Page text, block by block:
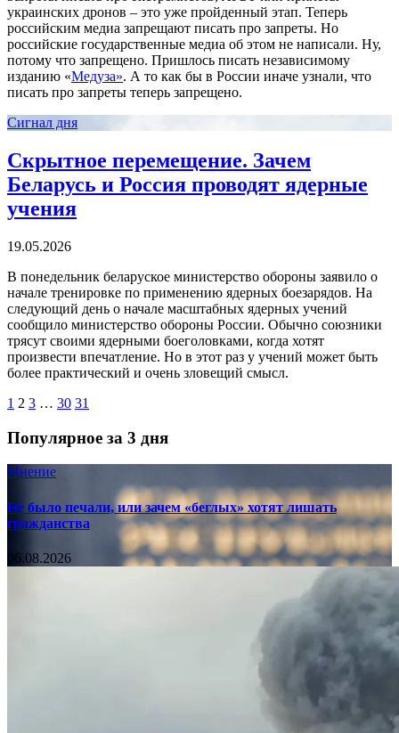
украинских дронов – это уже пройденный этап. Теперь
российским медиа запрещают писать про запреты. Но
российские государственные медиа об этом не написали. Ну,
потому что запрещено. Пришлось писать независимому
изданию «Медуза». А то как бы в России иначе узнали, что
писать про запреты теперь запрещено.
Сигнал дня
Скрытное перемещение. Зачем
Беларусь и Россия проводят ядерные
учения
19.05.2026
В понедельник беларуское министерство обороны заявило о
начале тренировке по применению ядерных боезарядов. На
следующий день о начале масштабных ядерных учений
сообщило министерство обороны России. Обычно союзники
трясут своими ядерными боеголовками, когда хотят
произвести впечатление. Но в этот раз у учений может быть
более практический и очень зловещий смысл.
1 2 3 … 30 31
Популярное за 3 дня
Мнение
Не было печали, или зачем «беглых» хотят лишать
гражданства
06.08.2026